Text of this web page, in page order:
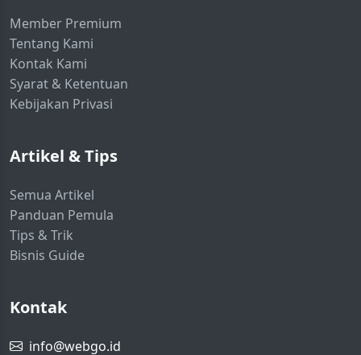
Member Premium
Tentang Kami
Kontak Kami
Syarat & Ketentuan
Kebijakan Privasi
Artikel & Tips
Semua Artikel
Panduan Pemula
Tips & Trik
Bisnis Guide
Kontak
info@webgo.id